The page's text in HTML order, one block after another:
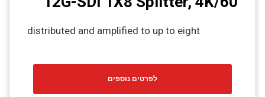
distributed and amplified to up to eight
לפרטים נוספים